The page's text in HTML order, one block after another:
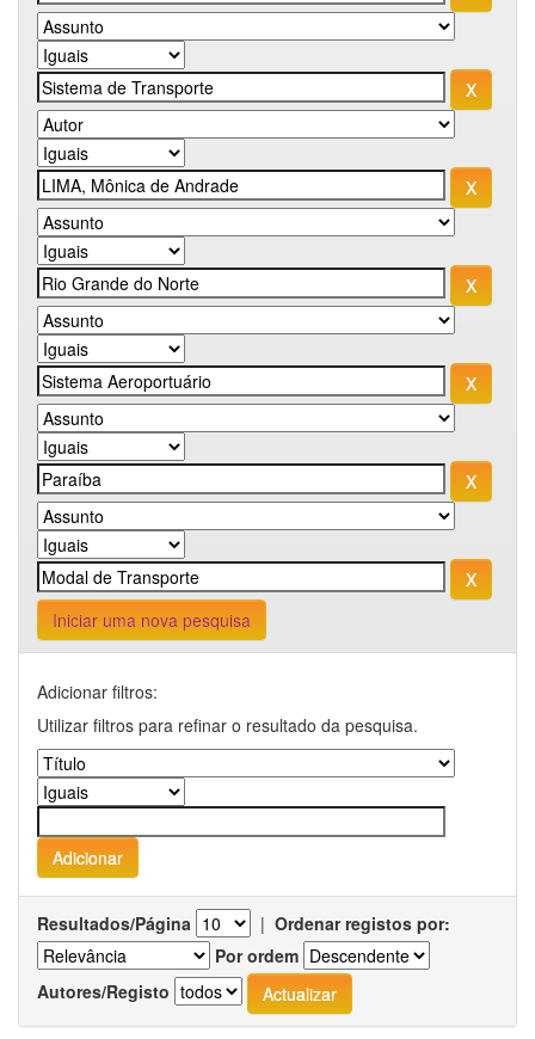
Iniciar uma nova pesquisa
Adicionar filtros:
Utilizar filtros para refinar o resultado da pesquisa.
Resultados/Página | Ordenar registos por:
Por ordem
Autores/Registo